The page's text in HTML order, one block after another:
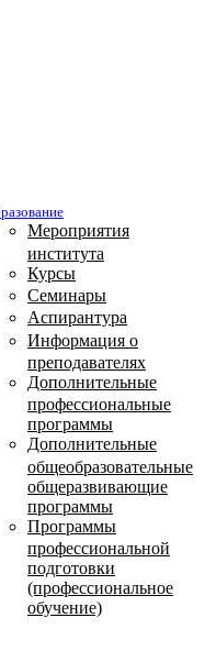
Мероприятия
института
Курсы
Семинары
Аспирантура
Информация о
преподавателях
Дополнительные
профессиональные
программы
Дополнительные
общеобразовательные
общеразвивающие
программы
Программы
профессиональной
подготовки
(профессиональное
обучение)